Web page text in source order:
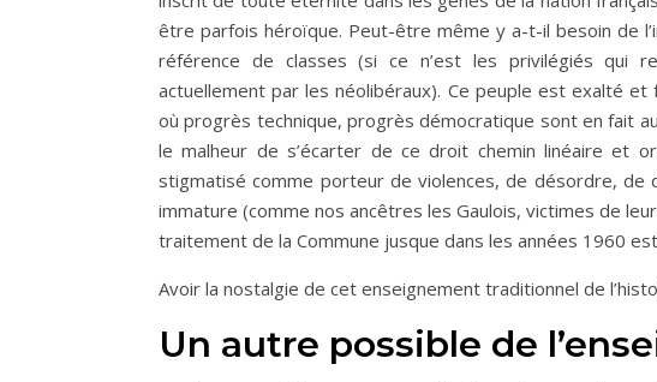
être parfois héroïque. Peut-être même y a-t-il besoin de
référence de classes (si ce n’est les privilégiés qui
actuellement par les néolibéraux). Ce peuple est exalté
où progrès technique, progrès démocratique sont en fait
le malheur de s’écarter de ce droit chemin linéaire et
stigmatisé comme porteur de violences, de désordre, de
immature (comme nos ancêtres les Gaulois, victimes de
traitement de la Commune jusque dans les années 1960
Avoir la nostalgie de cet enseignement traditionnel de
Un autre possible de